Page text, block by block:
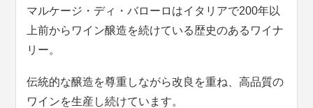
マルケージ・ディ・バローロはイタリアで200年以
上前からワイン醸造を続けている歴史のあるワイナ
リー。
伝統的な醸造を尊重しながら改良を重ね、高品質の
ワインを生産し続けています。